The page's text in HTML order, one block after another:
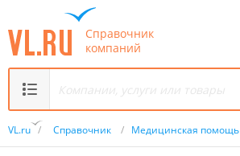
Справочник
компаний
VL.ru / Справочник / Медицинская помощь